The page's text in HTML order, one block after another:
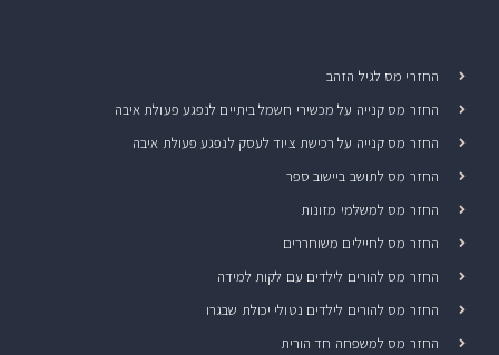
החזרי מס לגיל הזהב
החזר מס קנייה על מכשירי חשמל ביתיים לנפגע פעולת איבה
החזר מס קנייה על רכישת ציוד לעסק לנפגע פעולת איבה
החזר מס לתושב ביישוב ספר
החזר מס למשלמי מזונות
החזר מס לחיילים משוחררים
החזר מס להורים לילדים עם לקות למידה
החזר מס להורים לילדים נטולי יכולת שבגרו
החזר מס למשפחה חד הורית